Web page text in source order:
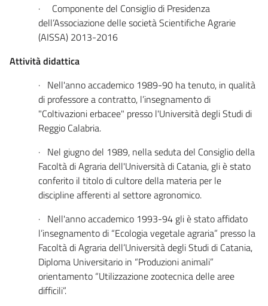
· Componente del Consiglio di Presidenza
dell’Associazione delle società Scientifiche Agrarie
(AISSA) 2013-2016
Attività didattica
· Nell'anno accademico 1989-90 ha tenuto, in qualità
di professore a contratto, l’insegnamento di
"Coltivazioni erbacee" presso l'Università degli Studi di
Reggio Calabria.
· Nel giugno del 1989, nella seduta del Consiglio della
Facoltà di Agraria dell'Università di Catania, gli è stato
conferito il titolo di cultore della materia per le
discipline afferenti al settore agronomico.
· Nell'anno accademico 1993-94 gli è stato affidato
l’insegnamento di “Ecologia vegetale agraria” presso la
Facoltà di Agraria dell’Università degli Studi di Catania,
Diploma Universitario in “Produzioni animali”
orientamento “Utilizzazione zootecnica delle aree
difficili”.